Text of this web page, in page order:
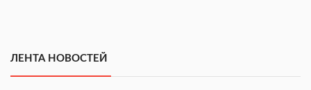
ЛЕНТА НОВОСТЕЙ